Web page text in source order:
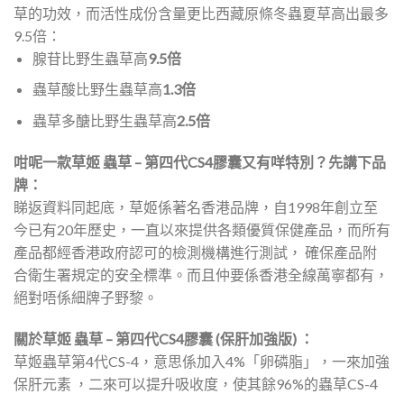
草的功效，而活性成份含量更比西藏原條冬蟲夏草高出最多
9.5倍：
腺苷比野生蟲草高9.5倍
蟲草酸比野生蟲草高1.3倍
蟲草多醣比野生蟲草高2.5倍
咁呢一款草姬 蟲草 – 第四代CS4膠囊又有咩特別？先講下品
牌：
睇返資料同起底，草姬係著名香港品牌，自1998年創立至
今已有20年歷史，一直以來提供各類優質保健產品，而所有
產品都經香港政府認可的檢測機構進行測試， 確保產品附
合衛生署規定的安全標準。而且仲要係香港全線萬寧都有，
絕對唔係細牌子野黎。
關於草姬 蟲草 – 第四代CS4膠囊 (保肝加強版) ：
草姬蟲草第4代CS-4，意思係加入4%「卵磷脂」，一來加強
保肝元素 ，二來可以提升吸收度，使其餘96%的蟲草CS-4